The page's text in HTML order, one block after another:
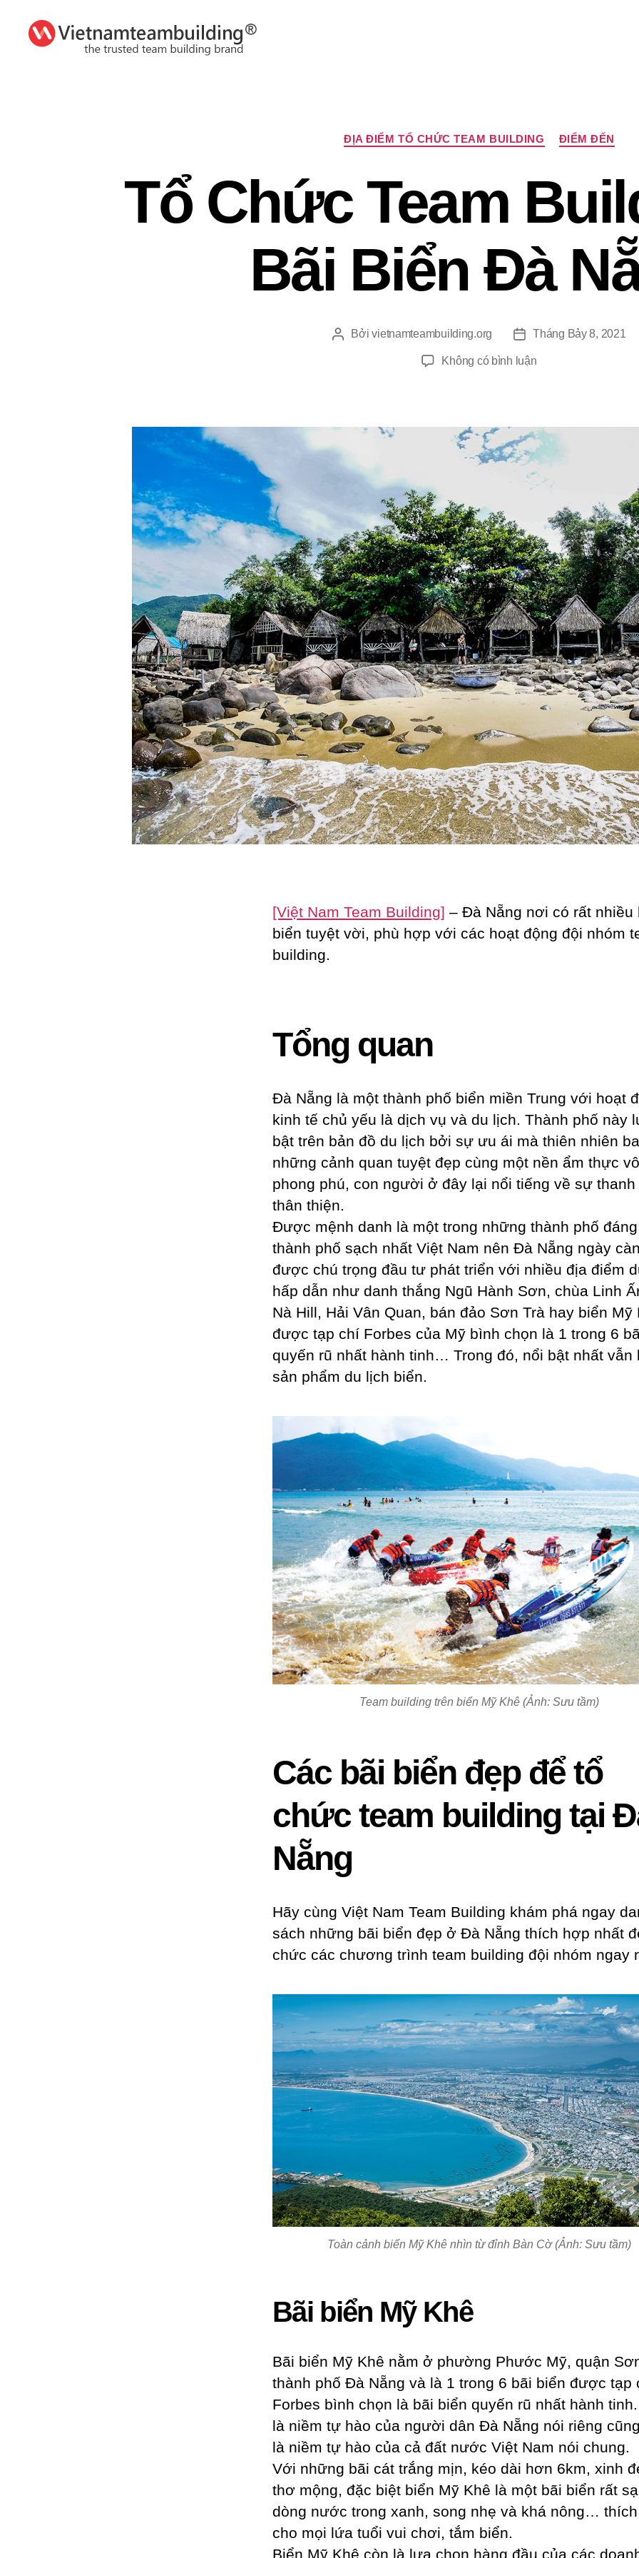
Chuyên
mục
ĐỊA ĐIỂM TỔ CHỨC TEAM BUILDING ĐIỂM ĐẾN
Tổ Chức Team
Bãi Biển Đà
TácBởivietnamteambuilding.org
NgàyTháng Bảy 8, 2021
Không có bình luậnở
Building
Tại
Bãi
Biển
Nẵng
[Việt Nam Team Building] – Đà Nẵng nơi có rất nhiều
biển tuyệt vời, phù hợp với các hoạt động đội nhóm
building.
Tổng quan
Đà Nẵng là một thành phố biển miền Trung với hoạt
kinh tế chủ yếu là dịch vụ và du lịch. Thành phố này
bật trên bản đồ du lịch bởi sự ưu ái mà thiên nhiên
những cảnh quan tuyệt đẹp cùng một nền ẩm thực
phong phú, con người ở đây lại nổi tiếng về sự thanh
thân thiện.
Được mệnh danh là một trong những thành phố
thành phố sạch nhất Việt Nam nên Đà Nẵng ngày
được chú trọng đầu tư phát triển với nhiều địa điểm
hấp dẫn như danh thắng Ngũ Hành Sơn, chùa Linh
Nà Hill, Hải Vân Quan, bán đảo Sơn Trà hay biển Mỹ
được tạp chí Forbes của Mỹ bình chọn là 1 trong 6
quyến rũ nhất hành tinh… Trong đó, nổi bật nhất vẫn
sản phẩm du lịch biển.
Team building trên biển Mỹ Khê (Ảnh: Sưu tầm)
Các bãi biển đẹp để tổ
chức team building tại
Nẵng
Hãy cùng Việt Nam Team Building khám phá ngay
sách những bãi biển đẹp ở Đà Nẵng thích hợp nhất
chức các chương trình team building đội nhóm ngay
Toàn cảnh biển Mỹ Khê nhìn từ đỉnh Bàn Cờ (Ảnh: Sưu tầm)
Bãi biển Mỹ Khê
Bãi biển Mỹ Khê nằm ở phường Phước Mỹ, quận
thành phố Đà Nẵng và là 1 trong 6 bãi biển được tạp
Forbes bình chọn là bãi biển quyến rũ nhất hành
là niềm tự hào của người dân Đà Nẵng nói riêng
là niềm tự hào của cả đất nước Việt Nam nói chung.
Với những bãi cát trắng mịn, kéo dài hơn 6km, xinh
thơ mộng, đặc biệt biển Mỹ Khê là một bãi biển rất
dòng nước trong xanh, song nhẹ và khá nông…
cho mọi lứa tuổi vui chơi, tắm biển.
Biển Mỹ Khê còn là lựa chọn hàng đầu của các